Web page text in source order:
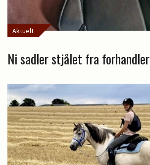
Aktuelt
Ni sadler stjålet fra forhandler